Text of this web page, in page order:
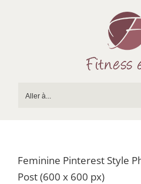
Aller à...
Feminine Pinterest Style
Post (600 x 600 px)